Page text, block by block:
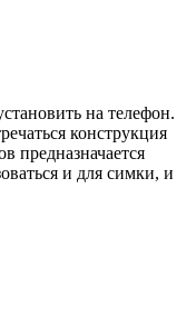
на телефон.
конструкция
предназначается
и для симки, и